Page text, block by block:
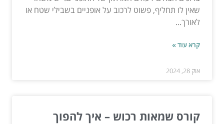
שאין לו תחליף, פשוט לרכוב על אופניים בשבילי שטח או
לאורך...
קרא עוד »
אוק 28, 2024
קורס שמאות רכוש – איך להפוך